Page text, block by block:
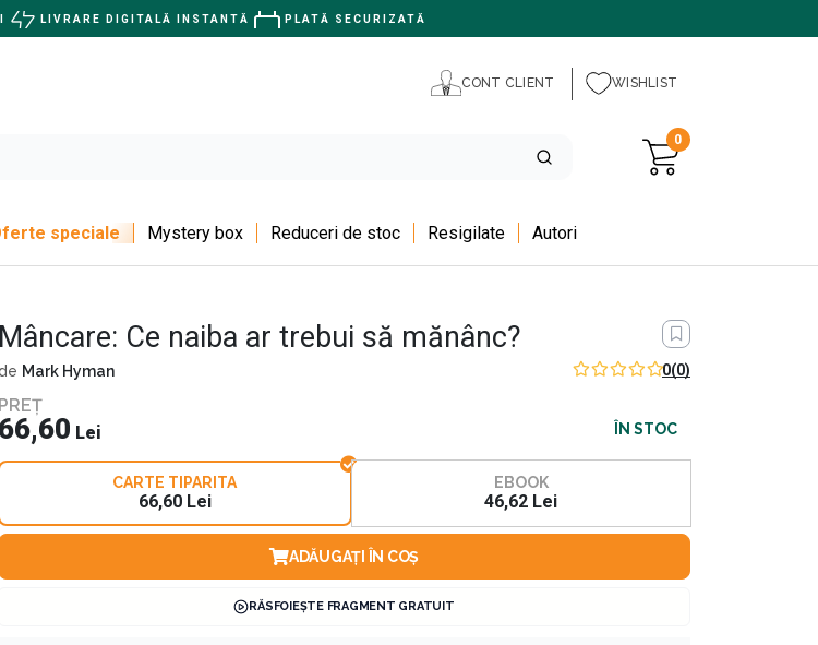
LIVRARE DIGITALĂ INSTANTĂ PLATĂ SECURIZATĂ
CONT CLIENT WISHLIST
0
speciale Mystery box Reduceri de stoc Resigilate Autori
Mâncare: Ce naiba ar trebui să mănânc?
Mark Hyman 0(0)
PREȚ
66,60 Lei ÎN STOC
CARTE TIPARITA
66,60 Lei
EBOOK
46,62 Lei
ADĂUGAȚI ÎN COȘ
RĂSFOIEȘTE FRAGMENT GRATUIT